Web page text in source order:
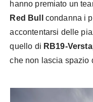
hanno premiato un
Red Bull
condanna i
accontentarsi delle
quello di RB19-
che non lascia spazio